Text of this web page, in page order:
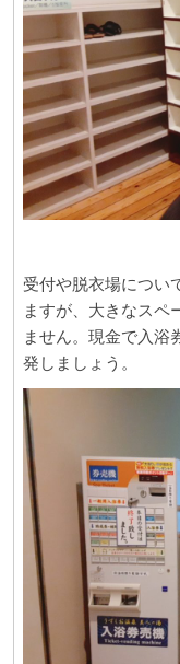
受付や脱衣場につい
ますが、大きなスペ
ません。現金で入浴
発しましょう。